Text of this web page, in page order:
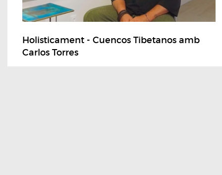
Holisticament - Cuencos Tibetanos amb
Carlos Torres